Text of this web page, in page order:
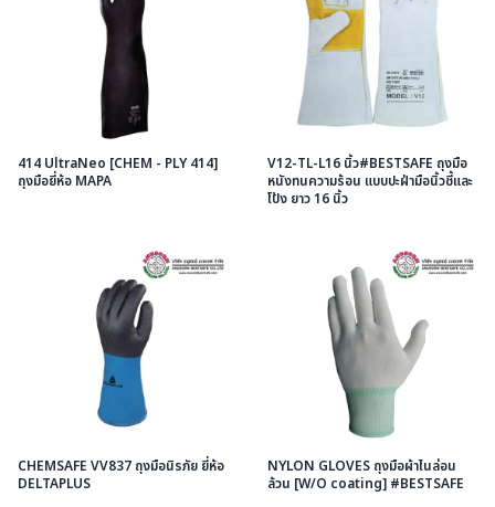
414 UltraNeo [CHEM - PLY 414]
ถุงมือยี่ห้อ MAPA
V12-TL-L16 นิ้ว#BESTSAFE ถุงมือ
หนังทนความร้อน แบบปะฝ่ามือนิ้วชี้และ
โป้ง ยาว 16 นิ้ว
CHEMSAFE VV837 ถุงมือนิรภัย ยี่ห้อ
DELTAPLUS
NYLON GLOVES ถุงมือผ้าไนล่อน
ล้วน [W/O coating] #BESTSAFE